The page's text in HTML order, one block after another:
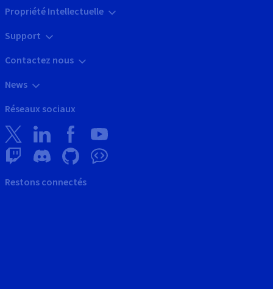
Propriété Intellectuelle
Support
Contactez nous
News
Réseaux sociaux
Restons connectés